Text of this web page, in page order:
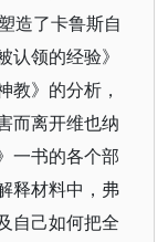
造了卡鲁斯自
领的经验》
教》的分析，
而离开维也纳
一书的各个部
释材料中，弗
自己如何把全